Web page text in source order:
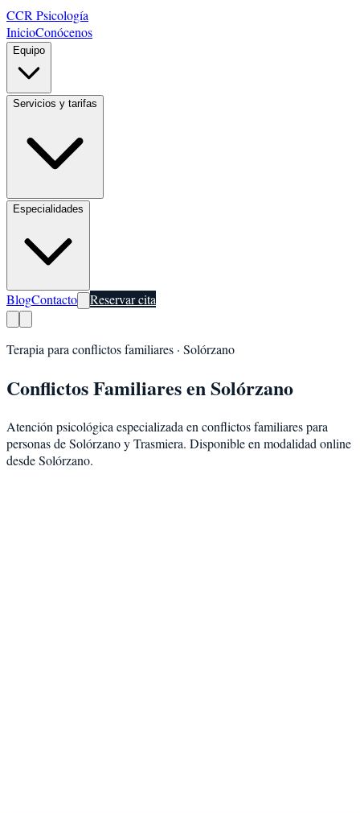
CCR Psicología
InicioConócenos
Equipo
Servicios y tarifas
Especialidades
BlogContacto Reservar cita
Terapia para conflictos familiares · Solórzano
Conflictos FamiliaresenSolórzano
Atención psicológica especializada en conflictos familiarespara
personas deSolórzanoyTrasmiera. Disponible en modalidad online
desde Solórzano.